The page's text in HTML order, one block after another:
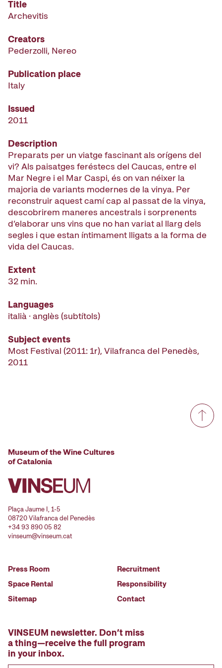
Title
Archevitis
Creators
Pederzolli, Nereo
Publication place
Italy
Issued
2011
Description
Preparats per un viatge fascinant als orígens del
vi? Als paisatges feréstecs del Caucas, entre el
Mar Negre i el Mar Caspi, és on van néixer la
majoria de variants modernes de la vinya. Per
reconstruir aquest camí cap al passat de la vinya,
descobrirem maneres ancestrals i sorprenents
d’elaborar uns vins que no han variat al llarg dels
segles i que estan íntimament lligats a la forma de
vida del Caucas.
Extent
32 min.
Languages
italià · anglès (subtítols)
Subject events
Most Festival (2011: 1r), Vilafranca del Penedès,
2011
Museum of the Wine Cultures
of Catalonia
Plaça Jaume I, 1-5
08720 Vilafranca del Penedès
+34 93 890 05 82
vinseum@vinseum.cat
Press Room
Space Rental
Sitemap
Recruitment
Responsibility
Contact
VINSEUM newsletter. Don’t miss
a thing—receive the full program
in your inbox.